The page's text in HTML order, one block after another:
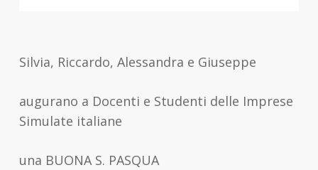
Silvia, Riccardo, Alessandra e Giuseppe
augurano a Docenti e Studenti delle Imprese
Simulate italiane
una BUONA S. PASQUA